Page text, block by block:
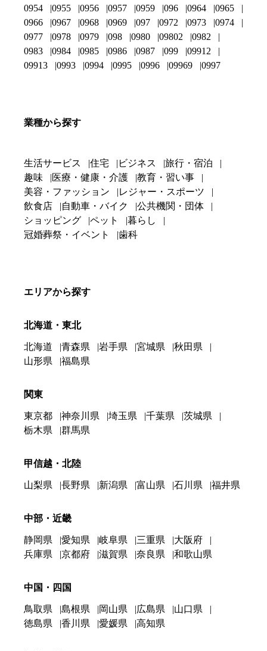
0954
0955 0956 0957 0959 096 0964
0965
0966
0967 0968 0969 097 0972 0973
0974
0977
0978 0979 098 0980 09802
0982
0983
0984 0985 0986 0987 099
09912
09913
0993 0994 0995 0996 09969 0997
業種から探す
生活サービス 住宅 ビジネス
旅行・宿泊
趣味
医療・健康・介護
教育・習い事
美容・ファッション
レジャー・スポーツ
飲食店
自動車・バイク
公共機関・団体
ショッピング
ペット
暮らし
冠婚葬祭・イベント
歯科
エリアから探す
北海道・東北
北海道 青森県 岩手県 宮城県
秋田県
山形県
福島県
関東
東京都 神奈川県 埼玉県 千葉県
茨城県
栃木県
群馬県
甲信越・北陸
山梨県 長野県 新潟県 富山県 石川県 福井県
中部・近畿
静岡県 愛知県 岐阜県 三重県
大阪府
兵庫県
京都府 滋賀県 奈良県 和歌山県
中国・四国
鳥取県 島根県 岡山県 広島県
山口県
徳島県
香川県 愛媛県 高知県